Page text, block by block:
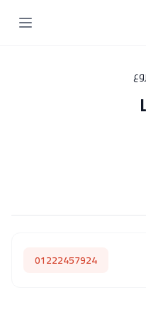
01222457924